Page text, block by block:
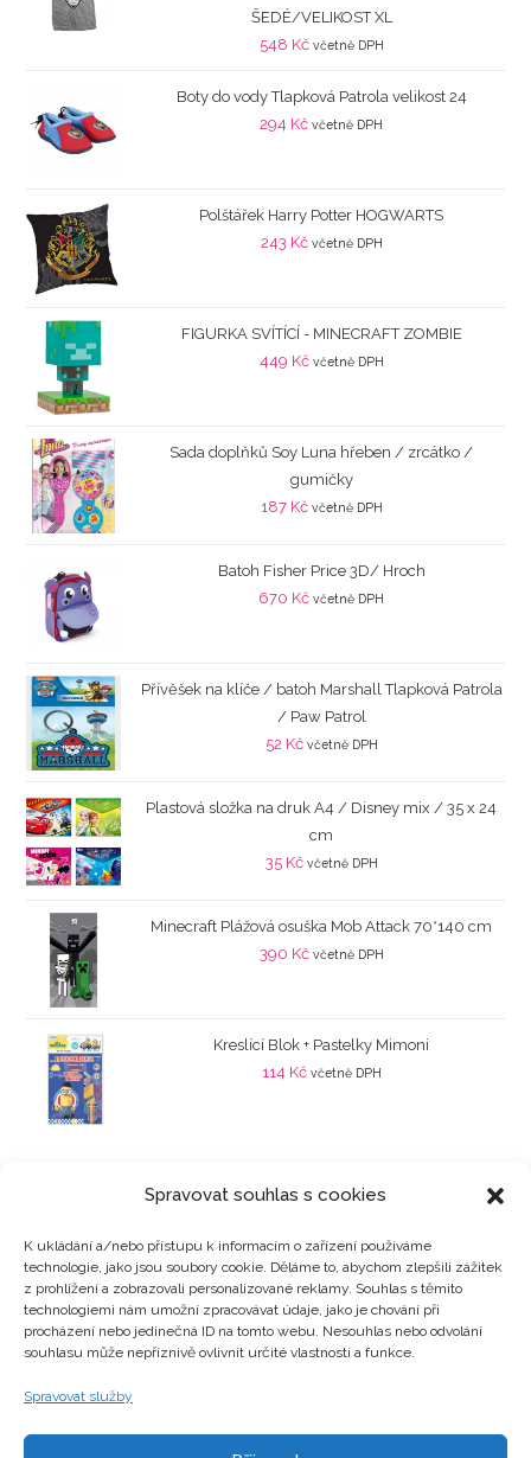
Spravovat souhlas s cookies
K ukládání a/nebo přístupu k informacím o zařízení používáme
technologie, jako jsou soubory cookie. Děláme to, abychom zlepšili zážitek
z prohlížení a zobrazovali personalizované reklamy. Souhlas s těmito
technologiemi nám umožní zpracovávat údaje, jako je chování při
procházení nebo jedinečná ID na tomto webu. Nesouhlas nebo odvolání
souhlasu může nepříznivě ovlivnit určité vlastnosti a funkce.
Spravovat služby
ŠEDÉ/VELIKOST XL
548 Kč včetně DPH
Boty do vody Tlapková Patrola velikost 24
294 Kč včetně DPH
Polštářek Harry Potter HOGWARTS
243 Kč včetně DPH
FIGURKA SVÍTÍCÍ - MINECRAFT ZOMBIE
449 Kč včetně DPH
Sada doplňků Soy Luna hřeben / zrcátko /
gumičky
187 Kč včetně DPH
Batoh Fisher Price 3D/ Hroch
670 Kč včetně DPH
Přívěšek na klíče / batoh Marshall Tlapková Patrola
/ Paw Patrol
52 Kč včetně DPH
Plastová složka na druk A4 / Disney mix / 35 x 24
cm
35 Kč včetně DPH
Minecraft Plážová osuška Mob Attack 70*140 cm
390 Kč včetně DPH
Kreslící Blok + Pastelky Mimoni
114 Kč včetně DPH
Kategorie produktů
Zajímavosti